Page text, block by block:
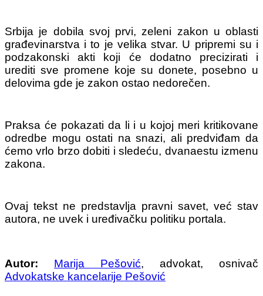
Srbija je dobila svoj prvi, zeleni zakon u oblasti
građevinarstva i to je velika stvar. U pripremi su i
podzakonski akti koji će dodatno precizirati i
urediti sve promene koje su donete, posebno u
delovima gde je zakon ostao nedorečen.
Praksa će pokazati da li i u kojoj meri kritikovane
odredbe mogu ostati na snazi, ali predviđam da
ćemo vrlo brzo dobiti i sledeću, dvanaestu izmenu
zakona.
Ovaj tekst ne predstavlja pravni savet, već stav
autora, ne uvek i uređivačku politiku portala.
Autor: Marija Pešović, advokat, osnivač
Advokatske kancelarije Pešović